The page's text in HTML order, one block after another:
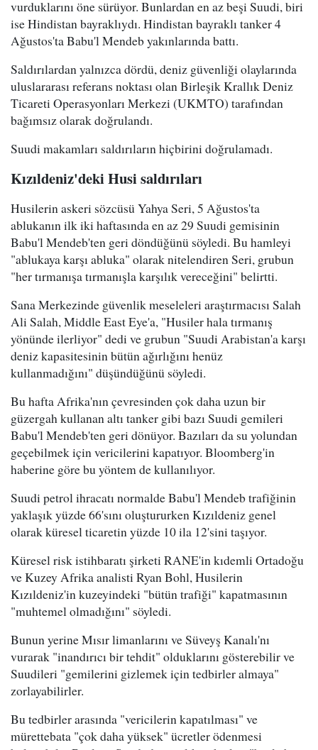
vurduklarını öne sürüyor. Bunlardan en az beşi Suudi, biri
ise Hindistan bayraklıydı. Hindistan bayraklı tanker 4
Ağustos'ta Babu'l Mendeb yakınlarında battı.
Saldırılardan yalnızca dördü, deniz güvenliği olaylarında
uluslararası referans noktası olan Birleşik Krallık Deniz
Ticareti Operasyonları Merkezi (UKMTO) tarafından
bağımsız olarak doğrulandı.
Suudi makamları saldırıların hiçbirini doğrulamadı.
Kızıldeniz'deki Husi saldırıları
Husilerin askeri sözcüsü Yahya Seri, 5 Ağustos'ta
ablukanın ilk iki haftasında en az 29 Suudi gemisinin
Babu'l Mendeb'ten geri döndüğünü söyledi. Bu hamleyi
"ablukaya karşı abluka" olarak nitelendiren Seri, grubun
"her tırmanışa tırmanışla karşılık vereceğini" belirtti.
Sana Merkezinde güvenlik meseleleri araştırmacısı Salah
Ali Salah, Middle East Eye'a, "Husiler hala tırmanış
yönünde ilerliyor" dedi ve grubun "Suudi Arabistan'a karşı
deniz kapasitesinin bütün ağırlığını henüz
kullanmadığını" düşündüğünü söyledi.
Bu hafta Afrika'nın çevresinden çok daha uzun bir
güzergah kullanan altı tanker gibi bazı Suudi gemileri
Babu'l Mendeb'ten geri dönüyor. Bazıları da su yolundan
geçebilmek için vericilerini kapatıyor. Bloomberg'in
haberine göre bu yöntem de kullanılıyor.
Suudi petrol ihracatı normalde Babu'l Mendeb trafiğinin
yaklaşık yüzde 66'sını oluştururken Kızıldeniz genel
olarak küresel ticaretin yüzde 10 ila 12'sini taşıyor.
Küresel risk istihbaratı şirketi RANE'in kıdemli Ortadoğu
ve Kuzey Afrika analisti Ryan Bohl, Husilerin
Kızıldeniz'in kuzeyindeki "bütün trafiği" kapatmasının
"muhtemel olmadığını" söyledi.
Bunun yerine Mısır limanlarını ve Süveyş Kanalı'nı
vurarak "inandırıcı bir tehdit" olduklarını gösterebilir ve
Suudileri "gemilerini gizlemek için tedbirler almaya"
zorlayabilirler.
Bu tedbirler arasında "vericilerin kapatılması" ve
mürettebata "çok daha yüksek" ücretler ödenmesi